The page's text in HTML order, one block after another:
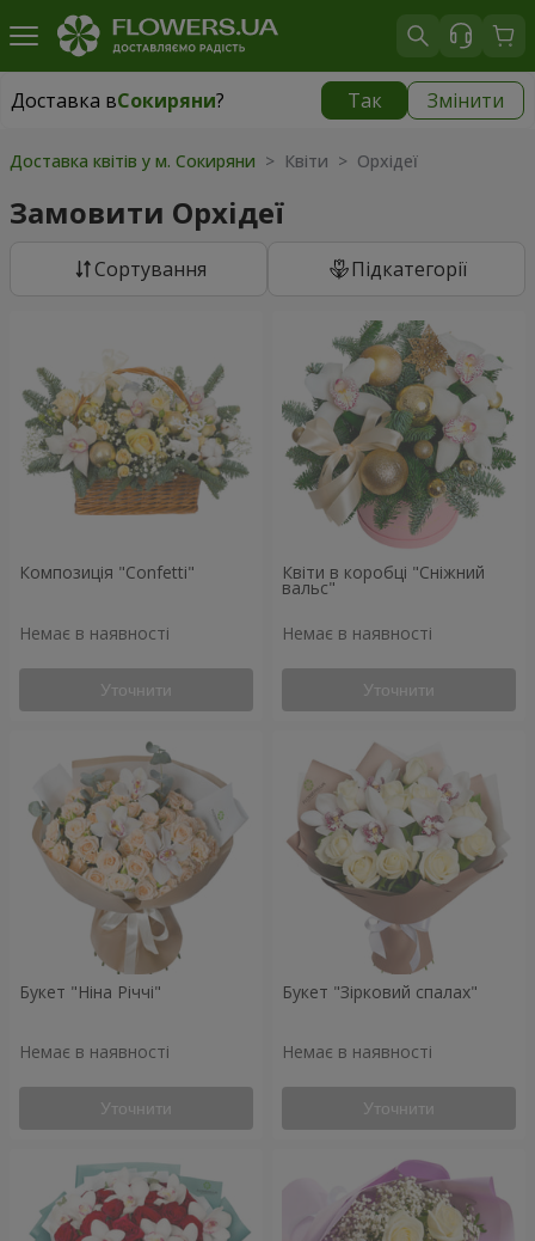
Доставка вСокиряни? Так Змінити
Доставка вСокиряни|
Доставка квітів у м. Сокиряни > Квіти > Орхідеї
Замовити Орхідеї
Сортування Підкатегорії
Композиція "Confetti"
Немає в наявності
Уточнити
Квіти в коробці "Сніжний
вальс"
Немає в наявності
Уточнити
Букет "Ніна Річчі"
Немає в наявності
Уточнити
Букет "Зірковий спалах"
Немає в наявності
Уточнити